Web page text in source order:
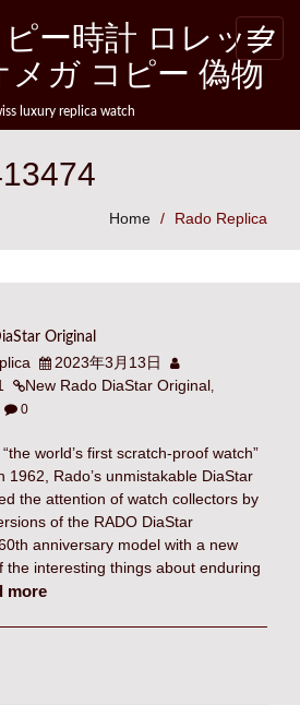
Toggle
ー時計 ロレック
メガ コピー 偽物
luxury replica watch
Home Rado Replica
Original
2023年3月13日
New Rado DiaStar Original,
0
world’s first scratch-proof watch”
1962, Rado’s unmistakable DiaStar
the attention of watch collectors by
of the RADO DiaStar
anniversary model with a new
the interesting things about enduring
more